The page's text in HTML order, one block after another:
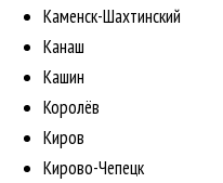
Каменск-Шахтинский
Канаш
Кашин
Королёв
Киров
Кирово-Чепецк